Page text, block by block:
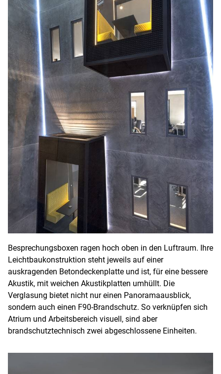
Besprechungsboxen ragen hoch oben in den Luftraum. Ihre
Leichtbaukonstruktion steht jeweils auf einer
auskragenden Betondeckenplatte und ist, für eine bessere
Akustik, mit weichen Akustikplatten umhüllt. Die
Verglasung bietet nicht nur einen Panoramaausblick,
sondern auch einen F90-Brandschutz. So verknüpfen sich
Atrium und Arbeitsbereich visuell, sind aber
brandschutztechnisch zwei abgeschlossene Einheiten.